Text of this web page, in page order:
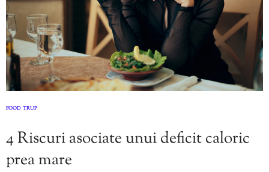
FOOD TRUP
4 Riscuri asociate unui deficit caloric
prea mare